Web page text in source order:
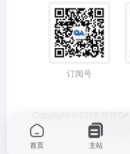
订阅号
Copyright © 2026 货代QA
公网安
首页 主站